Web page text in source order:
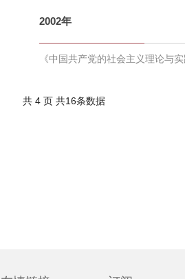
2002年
《中国共产党的社会主义理论与
共 4 页 共16条数据